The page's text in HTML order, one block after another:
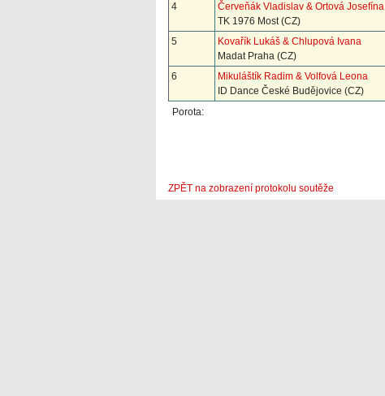
4
Červeňák Vladislav & Ortová Josefína
TK 1976 Most (CZ)
5
Kovařík Lukáš & Chlupová Ivana
Madat Praha (CZ)
6
Mikuláštík Radim & Volfová Leona
ID Dance České Budějovice (CZ)
Porota:
ZPĚT na zobrazení protokolu soutěže